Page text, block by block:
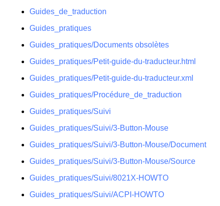
Guides_de_traduction
Guides_pratiques
Guides_pratiques/Documents obsolètes
Guides_pratiques/Petit-guide-du-traducteur.html
Guides_pratiques/Petit-guide-du-traducteur.xml
Guides_pratiques/Procédure_de_traduction
Guides_pratiques/Suivi
Guides_pratiques/Suivi/3-Button-Mouse
Guides_pratiques/Suivi/3-Button-Mouse/Document
Guides_pratiques/Suivi/3-Button-Mouse/Source
Guides_pratiques/Suivi/8021X-HOWTO
Guides_pratiques/Suivi/ACPI-HOWTO